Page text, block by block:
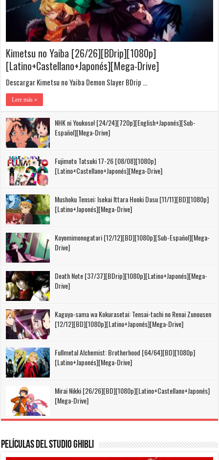
Kimetsu no Yaiba [26/26][BDrip][1080p]
[Latino+Castellano+Japonés][Mega-Drive]
Descargar Kimetsu no Yaiba Demon Slayer BDrip …
Leer más »
NHK ni Youkoso! [24/24][720p][English+Japonés][Sub-
Español][Mega-Drive]
Fujimoto Tatsuki 17-26 [08/08][1080p]
[Latino+Castellano+Japonés][Mega-Drive]
Mushoku Tensei: Isekai Ittara Honki Dasu [11/11][BD][1080p]
[Latino+Japonés][Mega-Drive]
Koyomimonogatari [12/12][BD][1080p][Sub-Español][Mega-
Drive]
Death Note [37/37][BDrip][1080p][Latino+Japonés][Mega-
Drive]
Kaguya-sama wa Kokurasetai: Tensai-tachi no Renai Zunousen
[12/12][BD][1080p][Latino+Japonés][Mega-Drive]
Fullmetal Alchemist: Brotherhood [64/64][BD][1080p]
[Latino+Japonés][Mega-Drive]
Mirai Nikki [26/26][BD][1080p][Latino+Castellano+Japonés]
[Mega-Drive]
Películas del Studio Ghibli